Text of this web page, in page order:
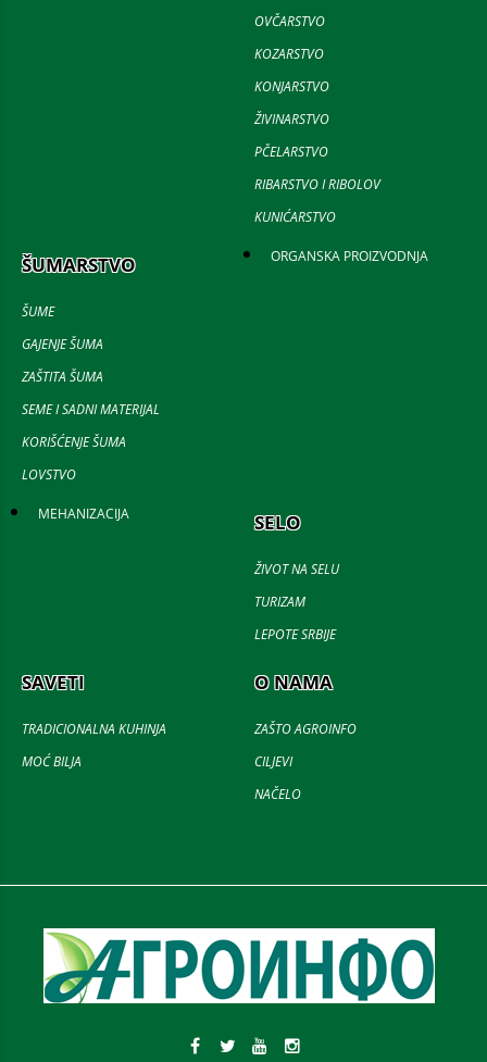
OVČARSTVO
KOZARSTVO
KONJARSTVO
ŽIVINARSTVO
PČELARSTVO
RIBARSTVO I RIBOLOV
KUNIĆARSTVO
ŠUMARSTVO
ŠUME
GAJENJE ŠUMA
ZAŠTITA ŠUMA
SEME I SADNI MATERIJAL
KORIŠĆENJE ŠUMA
LOVSTVO
ORGANSKA PROIZVODNJA
MEHANIZACIJA SELO
ŽIVOT NA SELU
TURIZAM
LEPOTE SRBIJE
SAVETI
TRADICIONALNA KUHINJA
MOĆ BILJA
O NAMA
ZAŠTO AGROINFO
CILJEVI
NAČELO